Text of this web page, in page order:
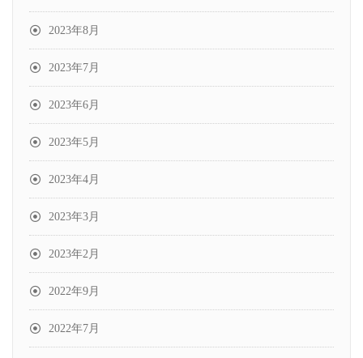
2023年8月
2023年7月
2023年6月
2023年5月
2023年4月
2023年3月
2023年2月
2022年9月
2022年7月